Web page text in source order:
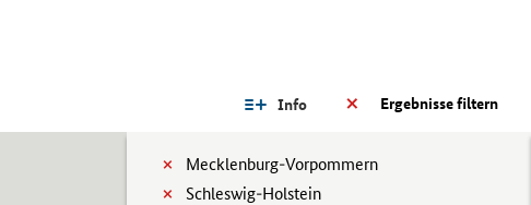
Ergebnisse filtern
Info
Mecklenburg-Vorpommern
Schleswig-Holstein